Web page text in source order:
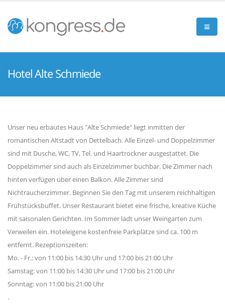
Hotel Alte Schmiede
Unser neu erbautes Haus "Alte Schmiede" liegt inmitten der
romantischen Altstadt von Dettelbach. Alle Einzel- und Doppelzimmer
sind mit Dusche, WC, TV, Tel. und Haartrockner ausgestattet. Die
Doppelzimmer sind auch als Einzelzimmer buchbar. Die Zimmer nach
hinten verfügen über einen Balkon. Alle Zimmer sind
Nichtraucherzimmer. Beginnen Sie den Tag mit unserem reichhaltigen
Frühstücksbuffet. Unser Restaurant bietet eine frische, kreative Küche
mit saisonalen Gerichten. Im Sommer lädt unser Weingarten zum
Verweilen ein. Hoteleigene kostenfreie Parkplätze sind ca. 100 m
entfernt. Rezeptionszeiten:
Mo. - Fr.: von 11:00 bis 14:30 Uhr und 17:00 bis 21:00 Uhr
Samstag: von 11:00 bis 14:30 Uhr und 17:00 bis 21:00 Uhr
Sonntag: von 11:00 bis 21:00 Uhr
.